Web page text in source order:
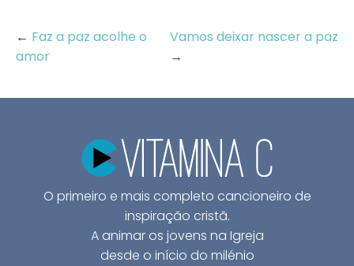
← Faz a paz acolhe o
amor
Vamos deixar nascer a paz
→
O primeiro e mais completo cancioneiro de
inspiração cristã.
A animar os jovens na Igreja
desde o início do milénio